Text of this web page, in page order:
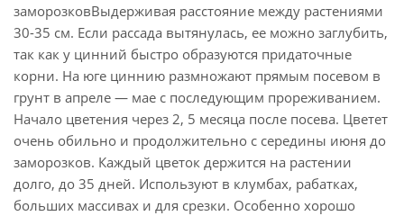
заморозковВыдерживая расстояние между растениями
30-35 см. Если рассада вытянулась, ее можно заглубить,
так как у цинний быстро образуются придаточные
корни. На юге циннию размножают прямым посевом в
грунт в апреле — мае с последующим прореживанием.
Начало цветения через 2, 5 месяца после посева. Цветет
очень обильно и продолжительно с середины июня до
заморозков. Каждый цветок держится на растении
долго, до 35 дней. Используют в клумбах, рабатках,
больших массивах и для срезки. Особенно хорошо